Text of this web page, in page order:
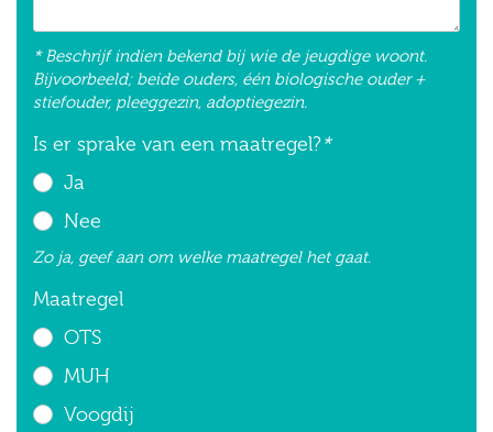
* Beschrijf indien bekend bij wie de jeugdige woont.
Bijvoorbeeld; beide ouders, één biologische ouder +
stiefouder, pleeggezin, adoptiegezin.
Is er sprake van een maatregel?*
Ja
Nee
Zo ja, geef aan om welke maatregel het gaat.
Maatregel
OTS
MUH
Voogdij